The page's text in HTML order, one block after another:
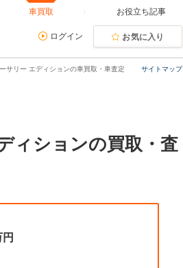
車買取 お役立ち記事
ログイン お気に入り
サイトマップ
サリー エディションの車買取・車査定
ィションの買取・査